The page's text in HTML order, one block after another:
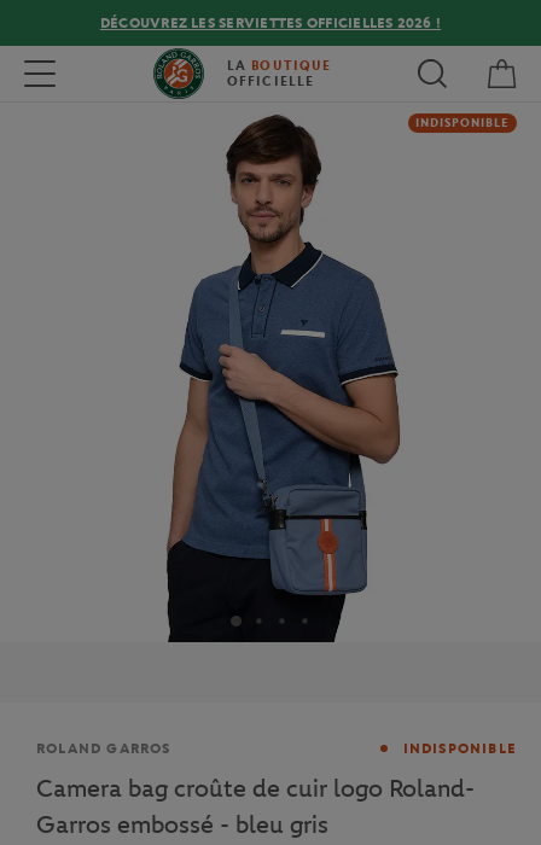
DÉCOUVREZ LES SERVIETTES OFFICIELLES 2026 !
Toggle navigation LA BOUTIQUE
OFFICIELLE
INDISPONIBLE
Marque
ROLAND GARROS INDISPONIBLE
Camera bag croûte de cuir logo Roland-
Garros embossé - bleu gris